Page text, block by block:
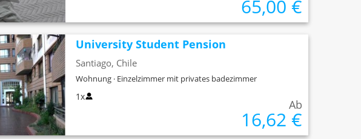
65,00 €
University Student Pension
Santiago, Chile
Wohnung · Einzelzimmer mit privates badezimmer
1x
Ab
16,62 €